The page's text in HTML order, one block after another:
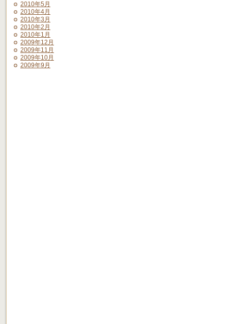
2010年5月
2010年4月
2010年3月
2010年2月
2010年1月
2009年12月
2009年11月
2009年10月
2009年9月